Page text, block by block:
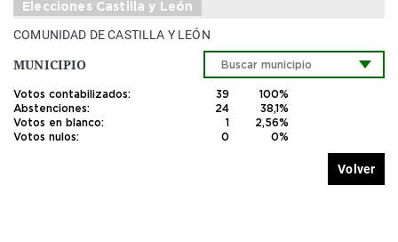
Elecciones Castilla y León
COMUNIDAD DE CASTILLA Y LEÓN
MUNICIPIO
Votos contabilizados: 39
100%
Abstenciones:
24
38,1%
Votos en blanco:
1
2,56%
Votos nulos:
0 0%
Volver